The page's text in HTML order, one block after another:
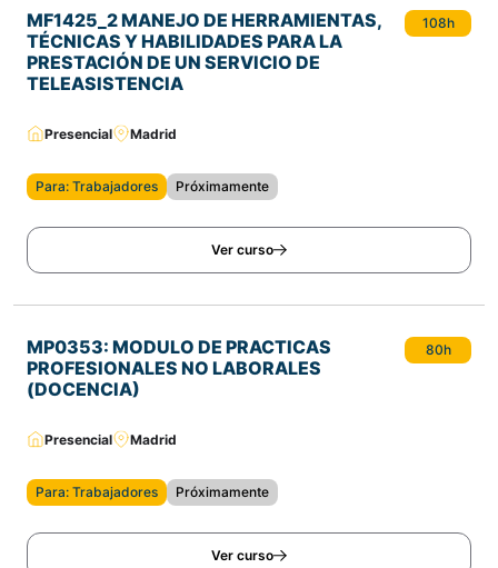
MF1425_2 MANEJO DE HERRAMIENTAS,
TÉCNICAS Y HABILIDADES PARA LA
PRESTACIÓN DE UN SERVICIO DE
TELEASISTENCIA
108h
Presencial Madrid
Para: Trabajadores Próximamente
Ver curso
MP0353: MODULO DE PRACTICAS
PROFESIONALES NO LABORALES
(DOCENCIA)
80h
Presencial Madrid
Para: Trabajadores Próximamente
Ver curso